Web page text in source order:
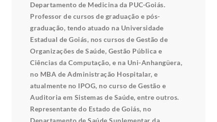
Departamento de Medicina da PUC-Goiás.
Professor de cursos de graduação e pós-
graduação, tendo atuado na Universidade
Estadual de Goiás, nos cursos de Gestão de
Organizações de Saúde, Gestão Pública e
Ciências da Computação, e na Uni-Anhangüera,
no MBA de Administração Hospitalar, e
atualmente no IPOG, no curso de Gestão e
Auditoria em Sistemas de Saúde, entre outros.
Representante do Estado de Goiás, no
Departamento de Saúde Suplementar da